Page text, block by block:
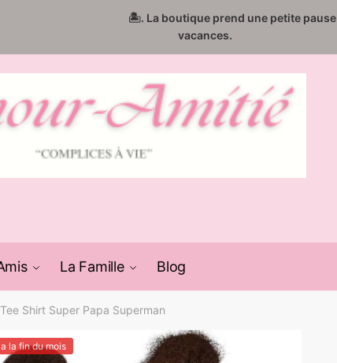
🏝️. La boutique prend une petite pause
vacances.
La Famille Blog
Tee Shirt Super Papa Superman
la fin du mois